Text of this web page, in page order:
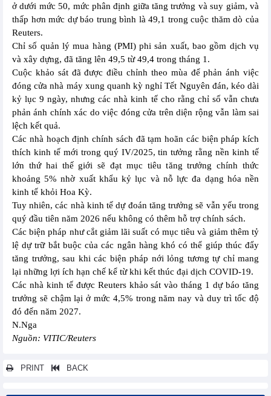
ở dưới mức 50, mức phân định giữa tăng trưởng và suy giảm, và
thấp hơn mức dự báo trung bình là 49,1 trong cuộc thăm dò của
Reuters.
Chỉ số quản lý mua hàng (PMI) phi sản xuất, bao gồm dịch vụ
và xây dựng, đã tăng lên 49,5 từ 49,4 trong tháng 1.
Cuộc khảo sát đã được điều chỉnh theo mùa để phản ánh việc
đóng cửa nhà máy xung quanh kỳ nghỉ Tết Nguyên đán, kéo dài
kỷ lục 9 ngày, nhưng các nhà kinh tế cho rằng chỉ số vẫn chưa
phản ánh chính xác do việc đóng cửa trên diện rộng vẫn làm sai
lệch kết quả.
Các nhà hoạch định chính sách đã tạm hoãn các biện pháp kích
thích kinh tế mới trong quý IV/2025, tin tưởng rằng nền kinh tế
lớn thứ hai thế giới sẽ đạt mục tiêu tăng trưởng chính thức
khoảng 5% nhờ xuất khẩu kỷ lục và nỗ lực đa dạng hóa nền
kinh tế khỏi Hoa Kỳ.
Tuy nhiên, các nhà kinh tế dự đoán tăng trưởng sẽ vẫn yếu trong
quý đầu tiên năm 2026 nếu không có thêm hỗ trợ chính sách.
Các biện pháp như cắt giảm lãi suất có mục tiêu và giảm thêm tỷ
lệ dự trữ bắt buộc của các ngân hàng khó có thể giúp thúc đẩy
tăng trưởng, sau khi các biện pháp nới lỏng tương tự chỉ mang
lại những lợi ích hạn chế kể từ khi kết thúc đại dịch COVID-19.
Các nhà kinh tế được Reuters khảo sát vào tháng 1 dự báo tăng
trưởng sẽ chậm lại ở mức 4,5% trong năm nay và duy trì tốc độ
đó đến năm 2027.
N.Nga
Nguồn: VITIC/Reuters
PRINT BACK